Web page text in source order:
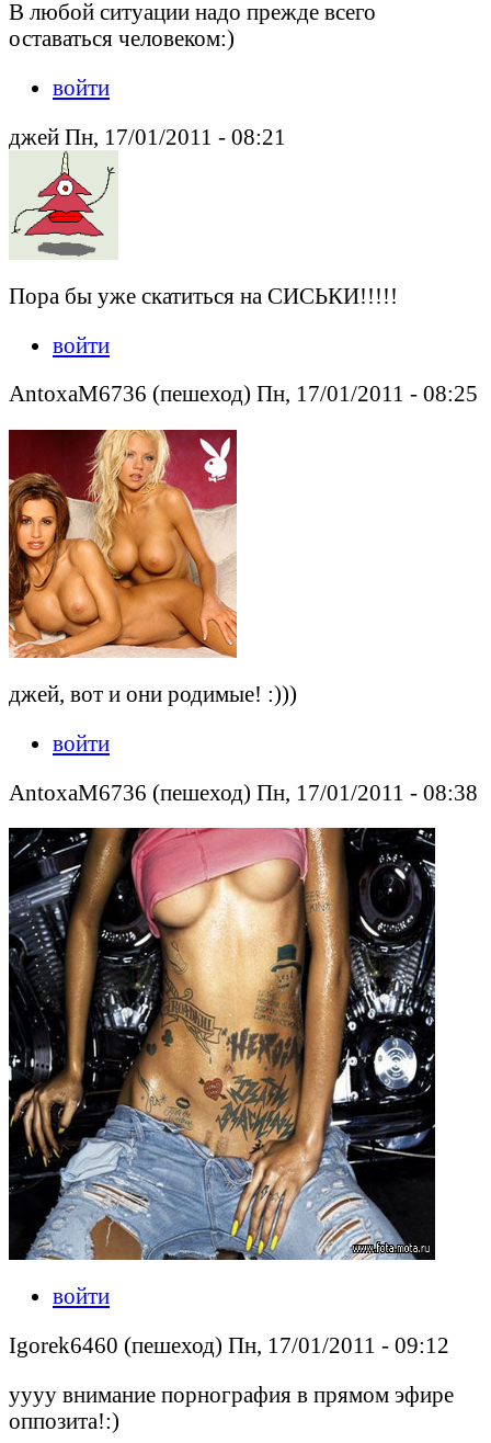
В любой ситуации надо прежде всего
оставаться человеком:)
войти
джей Пн, 17/01/2011 - 08:21
Пора бы уже скатиться на СИСЬКИ!!!!!
войти
AntoxaM6736 (пешеход) Пн, 17/01/2011 - 08:25
джей, вот и они родимые! :)))
войти
AntoxaM6736 (пешеход) Пн, 17/01/2011 - 08:38
войти
Igorek6460 (пешеход) Пн, 17/01/2011 - 09:12
уууу внимание порнография в прямом эфире
оппозита!:)